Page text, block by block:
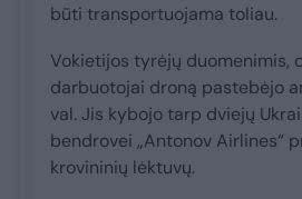
būti transportuojama toliau.
Vokietijos tyrėjų duomenimis,
darbuotojai droną pastebėjo
val. Jis kybojo tarp dviejų
bendrovei „Antonov Airlines“
krovininių lėktuvų.